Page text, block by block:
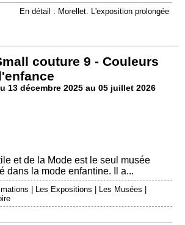
En détail : Morellet. L'exposition prolongée
couture 9 - Couleurs
13 décembre 2025 au 05 juillet 2026
et de la Mode est le seul musée
dans la mode enfantine. Il a...
Les Expositions Les Musées